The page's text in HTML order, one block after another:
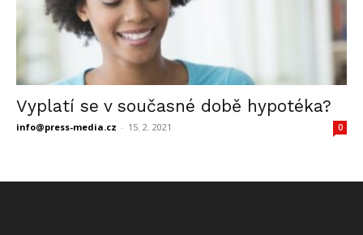
Vyplatí se v současné době hypotéka?
info@press-media.cz - 15. 2. 2021 0